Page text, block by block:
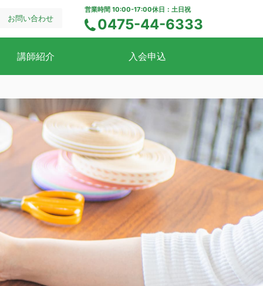
講師紹介 入会申込
お問い合わせ
電話でのお問い合わせ
0475-44-6333
営業時間 10:00-17:00休日：土日祝